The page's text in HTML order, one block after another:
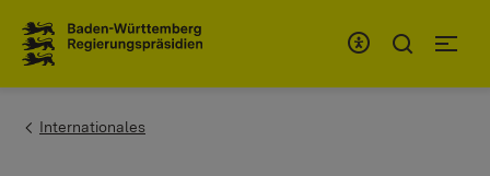
You are here:
Internationales